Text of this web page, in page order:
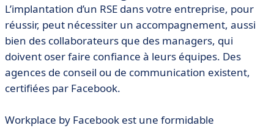
L’implantation d’un RSE dans votre entreprise, pour
réussir, peut nécessiter un accompagnement, aussi
bien des collaborateurs que des managers, qui
doivent oser faire confiance à leurs équipes. Des
agences de conseil ou de communication existent,
certifiées par Facebook.
Workplace by Facebook est une formidable